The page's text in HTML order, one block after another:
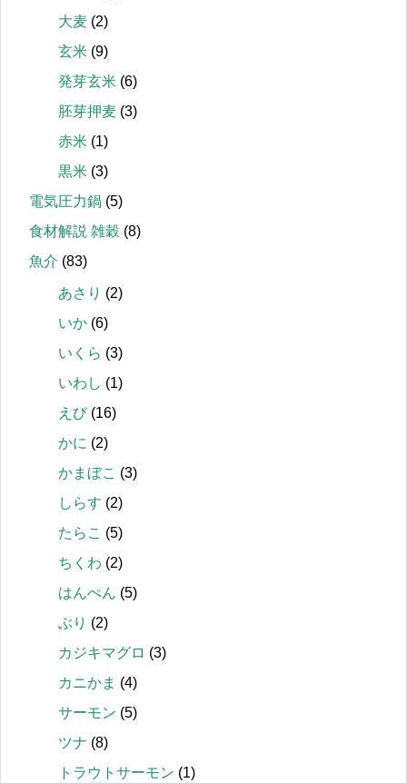
大麦 (2)
玄米 (9)
発芽玄米 (6)
胚芽押麦 (3)
赤米 (1)
黒米 (3)
電気圧力鍋 (5)
食材解説 雑穀 (8)
魚介 (83)
あさり (2)
いか (6)
いくら (3)
いわし (1)
えび(16)
かに (2)
かまぼこ (3)
しらす (2)
たらこ (5)
ちくわ (2)
はんぺん (5)
ぶり (2)
カジキマグロ (3)
カニかま (4)
サーモン (5)
ツナ (8)
トラウトサーモン (1)